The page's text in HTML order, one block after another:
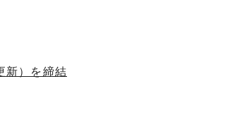
新）を締結